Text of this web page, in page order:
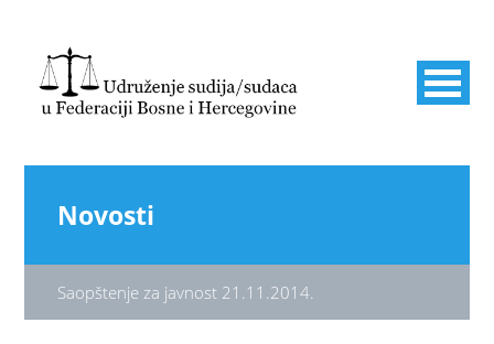
Novosti
Saopštenje za javnost 21.11.2014.